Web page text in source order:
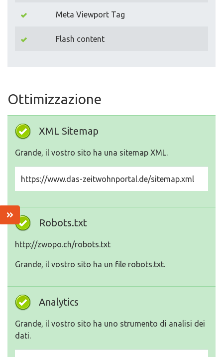
Meta Viewport Tag
Flash content
Ottimizzazione
XML Sitemap
Grande, il vostro sito ha una sitemap XML.
https://www.das-zeitwohnportal.de/sitemap.xml
Robots.txt
http://zwopo.ch/robots.txt
Grande, il vostro sito ha un file robots.txt.
Analytics
Grande, il vostro sito ha uno strumento di analisi dei
dati.